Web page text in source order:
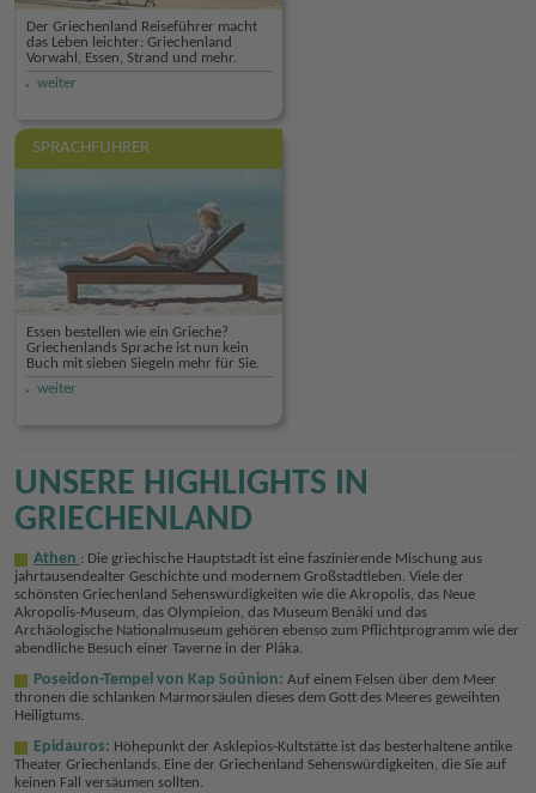
Der Griechenland Reiseführer macht
das Leben leichter: Griechenland
Vorwahl, Essen, Strand und mehr.
weiter
SPRACHFÜHRER
Essen bestellen wie ein Grieche?
Griechenlands Sprache ist nun kein
Buch mit sieben Siegeln mehr für Sie.
weiter
UNSERE HIGHLIGHTS IN
GRIECHENLAND
Athen : Die griechische Hauptstadt ist eine faszinierende Mischung aus
jahrtausendealter Geschichte und modernem Großstadtleben. Viele der
schönsten Griechenland Sehenswürdigkeiten wie die Akropolis, das Neue
Akropolis-Museum, das Olympieion, das Museum Benáki und das
Archäologische Nationalmuseum gehören ebenso zum Pflichtprogramm wie der
abendliche Besuch einer Taverne in der Pláka.
Poseidon-Tempel von Kap Soúnion: Auf einem Felsen über dem Meer
thronen die schlanken Marmorsäulen dieses dem Gott des Meeres geweihten
Heiligtums.
Epidauros: Höhepunkt der Asklepios-Kultstätte ist das besterhaltene antike
Theater Griechenlands. Eine der Griechenland Sehenswürdigkeiten, die Sie auf
keinen Fall versäumen sollten.